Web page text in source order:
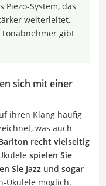
System, das
weiterleitet.
gibt
sich mit einer
ihren Klang häufig
was auch
recht vielseitig
spielen Sie
Sie Jazz und sogar
Ukulele möglich.